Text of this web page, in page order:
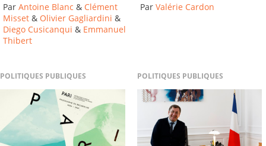
Par Antoine Blanc & Clément
Misset & Olivier Gagliardini &
Diego Cusicanqui & Emmanuel
Thibert
Par Valérie Cardon
POLITIQUES PUBLIQUES POLITIQUES PUBLIQUES